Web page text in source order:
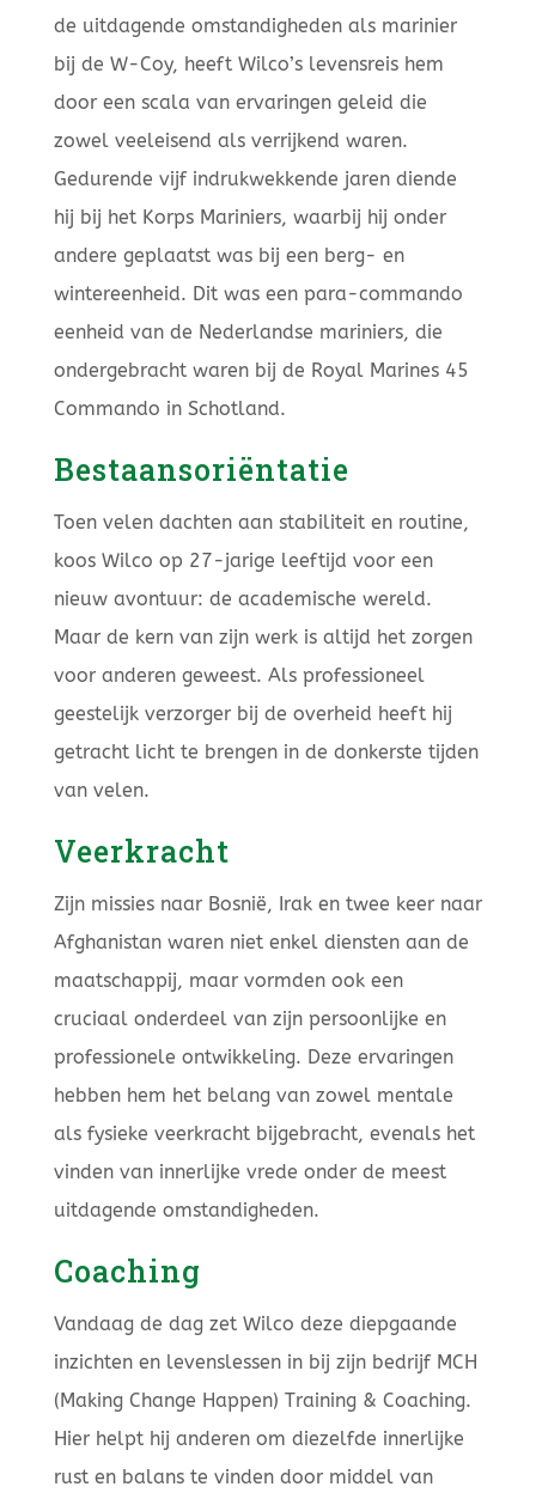
de uitdagende omstandigheden als marinier
bij de W-Coy, heeft Wilco’s levensreis hem
door een scala van ervaringen geleid die
zowel veeleisend als verrijkend waren.
Gedurende vijf indrukwekkende jaren diende
hij bij het Korps Mariniers, waarbij hij onder
andere geplaatst was bij een berg- en
wintereenheid. Dit was een para-commando
eenheid van de Nederlandse mariniers, die
ondergebracht waren bij de Royal Marines 45
Commando in Schotland.
Bestaansoriëntatie
Toen velen dachten aan stabiliteit en routine,
koos Wilco op 27-jarige leeftijd voor een
nieuw avontuur: de academische wereld.
Maar de kern van zijn werk is altijd het zorgen
voor anderen geweest. Als professioneel
geestelijk verzorger bij de overheid heeft hij
getracht licht te brengen in de donkerste tijden
van velen.
Veerkracht
Zijn missies naar Bosnië, Irak en twee keer naar
Afghanistan waren niet enkel diensten aan de
maatschappij, maar vormden ook een
cruciaal onderdeel van zijn persoonlijke en
professionele ontwikkeling. Deze ervaringen
hebben hem het belang van zowel mentale
als fysieke veerkracht bijgebracht, evenals het
vinden van innerlijke vrede onder de meest
uitdagende omstandigheden.
Coaching
Vandaag de dag zet Wilco deze diepgaande
inzichten en levenslessen in bij zijn bedrijf MCH
(Making Change Happen) Training & Coaching.
Hier helpt hij anderen om diezelfde innerlijke
rust en balans te vinden door middel van